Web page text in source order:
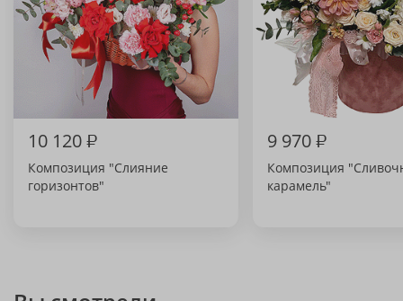
10 120₽
Композиция "Слияние
горизонтов"
9 970₽
Композиция
карамель"